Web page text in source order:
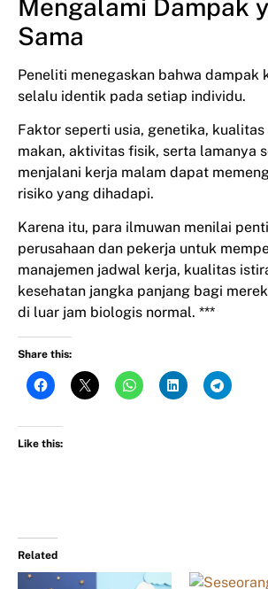
Mengalami Dampak
Sama
Peneliti menegaskan bahwa dampak
selalu identik pada setiap individu.
Faktor seperti usia, genetika,
makan, aktivitas fisik, serta lamanya
menjalani kerja malam dapat
risiko yang dihadapi.
Karena itu, para ilmuwan menilai
perusahaan dan pekerja untuk
manajemen jadwal kerja, kualitas
kesehatan jangka panjang bagi
di luar jam biologis normal. ***
Share this:
Like this:
Related